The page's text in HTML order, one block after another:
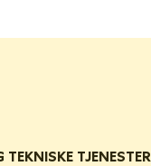
TEKNISKE TJENESTER